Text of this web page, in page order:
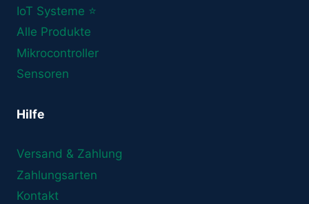
IoT Systeme ⭐
Alle Produkte
Mikrocontroller
Sensoren
Hilfe
Versand & Zahlung
Zahlungsarten
Kontakt